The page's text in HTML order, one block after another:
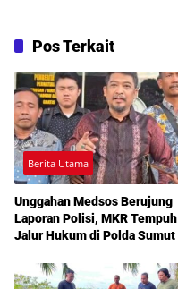
Pos Terkait
Berita Utama
Unggahan Medsos Berujung
Laporan Polisi, MKR Tempuh
Jalur Hukum di Polda Sumut